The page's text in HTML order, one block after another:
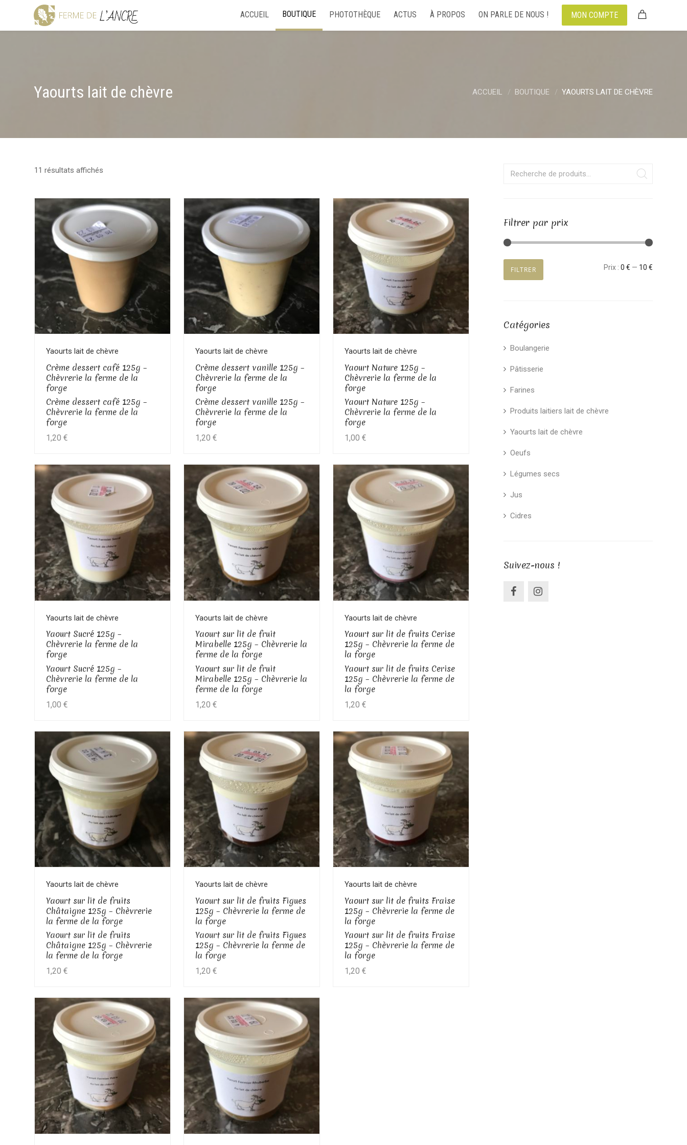
ACCUEIL BOUTIQUE PHOTOTHÈQUE ACTUS À PROPOS ON PARLE DE NOUS ! MON COMPTE
Yaourts lait de chèvre ACCUEIL BOUTIQUE YAOURTS LAIT DE CHÈVRE
11 résultats affichés
Voir le produit
Yaourts lait de chèvre
Crème dessert café 125g –
Chèvrerie la ferme de la
forge
Crème dessert café 125g –
Chèvrerie la ferme de la
forge
1,20 €
Voir le produit
Yaourts lait de chèvre
Crème dessert vanille 125g –
Chèvrerie la ferme de la
forge
Crème dessert vanille 125g –
Chèvrerie la ferme de la
forge
1,20 €
Voir le produit
Yaourts lait de chèvre
Yaourt Nature 125g –
Chèvrerie la ferme de la
forge
Yaourt Nature 125g –
Chèvrerie la ferme de la
forge
1,00 €
Voir le produit
Yaourts lait de chèvre
Yaourt Sucré 125g –
Chèvrerie la ferme de la
forge
Yaourt Sucré 125g –
Chèvrerie la ferme de la
forge
1,00 €
Voir le produit
Yaourts lait de chèvre
Yaourt sur lit de fruit
Mirabelle 125g – Chèvrerie la
ferme de la forge
Yaourt sur lit de fruit
Mirabelle 125g – Chèvrerie la
ferme de la forge
1,20 €
Voir le produit
Yaourts lait de chèvre
Yaourt sur lit de fruits Cerise
125g – Chèvrerie la ferme de
la forge
Yaourt sur lit de fruits Cerise
125g – Chèvrerie la ferme de
la forge
1,20 €
Voir le produit
Yaourts lait de chèvre
Yaourt sur lit de fruits
Châtaigne 125g – Chèvrerie
la ferme de la forge
Yaourt sur lit de fruits
Châtaigne 125g – Chèvrerie
la ferme de la forge
1,20 €
Voir le produit
Yaourts lait de chèvre
Yaourt sur lit de fruits Figues
125g – Chèvrerie la ferme de
la forge
Yaourt sur lit de fruits Figues
125g – Chèvrerie la ferme de
la forge
1,20 €
Voir le produit
Yaourts lait de chèvre
Yaourt sur lit de fruits Fraise
125g – Chèvrerie la ferme de
la forge
Yaourt sur lit de fruits Fraise
125g – Chèvrerie la ferme de
la forge
1,20 €
Filtrer par prix
Prix
min
Prix
max
FILTRER Prix : 0 € — 10 €
Catégories
Boulangerie
Pâtisserie
Farines
Produits laitiers lait de chèvre
Yaourts lait de chèvre
Oeufs
Légumes secs
Jus
Cidres
Suivez-nous !